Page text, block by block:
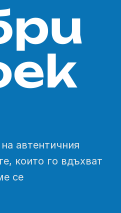
автентичния
които го вдъхват
се